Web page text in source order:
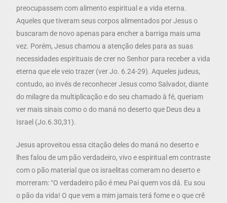
preocupassem com alimento espiritual e a vida eterna.
Aqueles que tiveram seus corpos alimentados por Jesus o
buscaram de novo apenas para encher a barriga mais uma
vez. Porém, Jesus chamou a atenção deles para as suas
necessidades espirituais de crer no Senhor para receber a vida
eterna que ele veio trazer (ver Jo. 6.24-29). Aqueles judeus,
contudo, ao invés de reconhecer Jesus como Salvador, diante
do milagre da multiplicação e do seu chamado à fé, queriam
ver mais sinais como o do maná no deserto que Deus deu a
Israel (Jo.6.30,31).
Jesus aproveitou essa citação deles do maná no deserto e
lhes falou de um pão verdadeiro, vivo e espiritual em contraste
com o pão material que os israelitas comeram no deserto e
morreram: “O verdadeiro pão é meu Pai quem vos dá. Eu sou
o pão da vida! O que vem a mim jamais terá fome e o que crê